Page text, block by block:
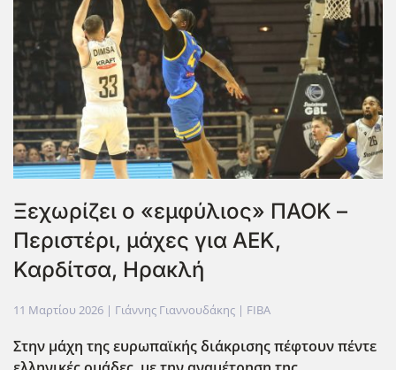
Ξεχωρίζει ο «εμφύλιος» ΠΑΟΚ –
Περιστέρι, μάχες για ΑΕΚ,
Καρδίτσα, Ηρακλή
11 Μαρτίου 2026 | Γιάννης Γιαννουδάκης | FIBA
Στην μάχη της ευρωπαϊκής διάκρισης πέφτουν πέντε